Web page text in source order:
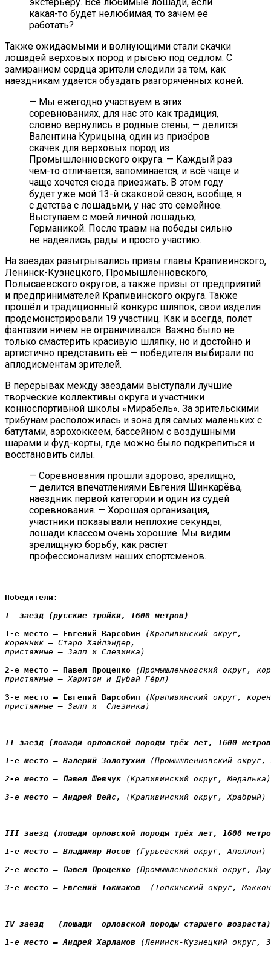
экстерьеру. Все любимые лошади, если
какая-то будет нелюбимая, то зачем её
работать?
Также ожидаемыми и волнующими стали скачки
лошадей верховых пород и рысью под седлом. С
замиранием сердца зрители следили за тем, как
наездникам удаётся обуздать разгорячённых коней.
— Мы ежегодно участвуем в этих
соревнованиях, для нас это как традиция,
словно вернулись в родные стены, — делится
Валентина Курицына, один из призёров
скачек для верховых пород из
Промышленновского округа. — Каждый раз
чем-то отличается, запоминается, и всё чаще и
чаще хочется сюда приезжать. В этом году
будет уже мой 13-й скаковой сезон, вообще, я
с детства с лошадьми, у нас это семейное.
Выступаем с моей личной лошадью,
Германикой. После травм на победы сильно
не надеялись, рады и просто участию.
На заездах разыгрывались призы главы Крапивинского,
Ленинск-Кузнецкого, Промышленновского,
Полысаевского округов, а также призы от предприятий
и предпринимателей Крапивинского округа. Также
прошёл и традиционный конкурс шляпок, свои изделия
продемонстрировали 19 участниц. Как и всегда, полёт
фантазии ничем не ограничивался. Важно было не
только смастерить красивую шляпку, но и достойно и
артистично представить её — победителя выбирали по
аплодисментам зрителей.
В перерывах между заездами выступали лучшие
творческие коллективы округа и участники
конноспортивной школы «Мирабель». За зрительскими
трибунам расположилась и зона для самых маленьких с
батутами, аэрохоккеем, бассейном с воздушными
шарами и фуд-корты, где можно было подкрепиться и
восстановить силы.
— Соревнования прошли здорово, зрелищно,
— делится впечатлениями Евгения Шинкарёва,
наездник первой категории и один из судей
соревнования. — Хорошая организация,
участники показывали неплохие секунды,
лошади классом очень хорошие. Мы видим
зрелищную борьбу, как растёт
профессионализм наших спортсменов.
Победители:
I  заезд (русские тройки, 1600 метров)
1-е место — Евгений Варсобин (Крапивинский округ,
коренник — Старо Хайлэндер,
пристяжные — Залп и Слезинка)
2-е место — Павел Проценко (Промышленновский округ,
пристяжные — Харитон и Дубай Гёрл)
3-е место — Евгений Варсобин
(Крапивинский округ,
пристяжные — Залп и  Слезинка)
II заезд (лошади орловской породы трёх лет, 1600
1-е место — Валерий Золотухин (Промышленновский округ,
2-е место — Павел Шевчук
(Крапивинский округ, Медалька)
3-е место — Андрей Вейс,
(Крапивинский округ, Храбрый)
III заезд (лошади орловской породы трёх лет, 1600
1-е место — Владимир Носов
(Гурьевский округ, Аполлон)
2-е место — Павел Проценко
(Промышленновский округ,
3-е место — Евгений Токмаков
(Топкинский округ,
IV заезд   (лошади  орловской породы старшего возраста)
1-е место — Андрей Харламов (Ленинск-Кузнецкий округ,